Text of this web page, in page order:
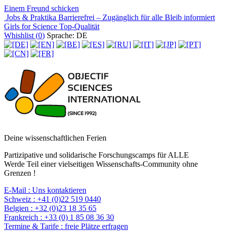
Einem Freund schicken
Jobs & Praktika Barrierefrei – Zugänglich für alle Bleib informiert
Girls for Science Top-Qualität
Whishlist (0) Sprache: DE
Deine wissenschaftlichen Ferien
Partizipative und solidarische Forschungscamps für ALLE
Werde Teil einer vielseitigen Wissenschafts-Community ohne
Grenzen !
E-Mail : Uns kontaktieren
Schweiz : +41 (0)22 519 0440
Belgien : +32 (0)23 18 35 65
Frankreich : +33 (0) 1 85 08 36 30
Termine & Tarife : freie Plätze erfragen